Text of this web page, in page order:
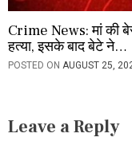
Crime News: मां की
हत्या, इसके बाद बेटे ने…
POSTED ON AUGUST 25,
Leave a Reply